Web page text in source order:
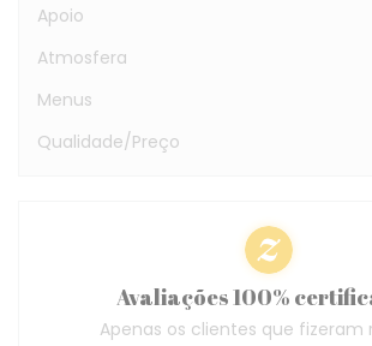
Apoio
Atmosfera
Menus
Qualidade/Preço
Avaliações 100%
Apenas os clientes que fizeram